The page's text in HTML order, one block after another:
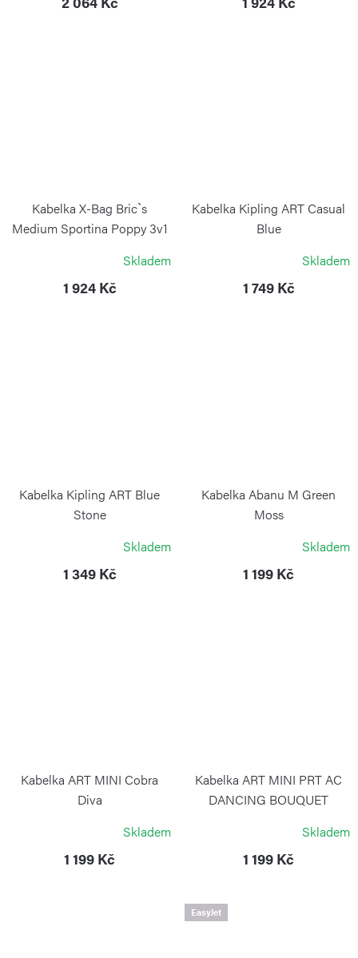
Kabelka X-Bag Bric`s
Medium Sportina Poppy 3v1
Skladem
1 924 Kč
Kabelka Kipling ART Casual
Blue
Skladem
1 749 Kč
Kabelka Kipling ART Blue
Stone
Skladem
1 349 Kč
Kabelka Abanu M Green
Moss
Skladem
1 199 Kč
Kabelka ART MINI Cobra
Diva
Skladem
1 199 Kč
Kabelka ART MINI PRT AC
DANCING BOUQUET
Skladem
1 199 Kč
EasyJet